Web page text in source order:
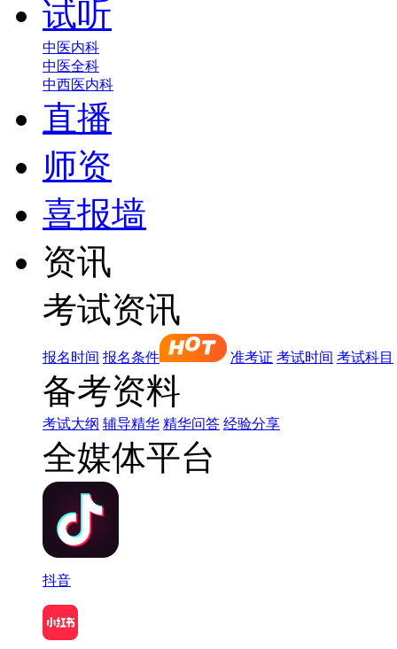
试听
中医内科
中医全科
中西医内科
直播
师资
喜报墙
资讯
考试资讯
报名时间 报名条件 准考证 考试时间 考试科目
备考资料
考试大纲 辅导精华 精华问答 经验分享
全媒体平台
抖音